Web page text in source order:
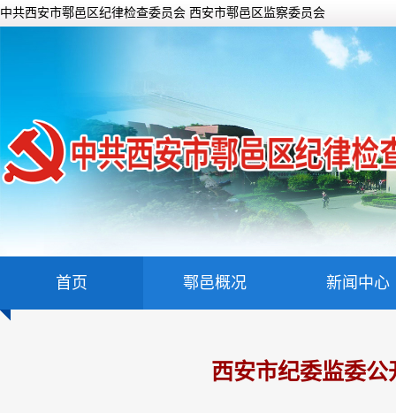
中共西安市鄠邑区纪律检查委员会 西安市鄠邑区监察委员会
首页 鄠邑概况 新闻中心
西安市纪委监委